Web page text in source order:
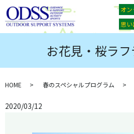
オ
思
お花見・桜ラ
HOME 春のスペシャルプログラム
2020/03/12